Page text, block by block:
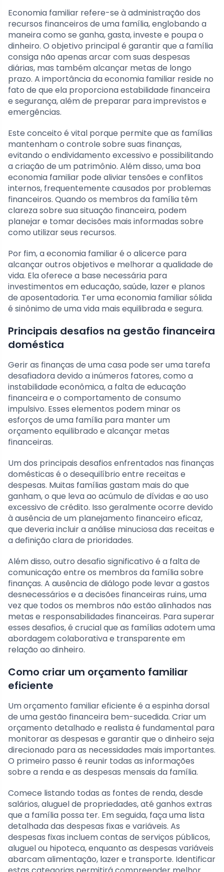
Economia familiar refere-se à administração dos
recursos financeiros de uma família, englobando a
maneira como se ganha, gasta, investe e poupa o
dinheiro. O objetivo principal é garantir que a família
consiga não apenas arcar com suas despesas
diárias, mas também alcançar metas de longo
prazo. A importância da economia familiar reside no
fato de que ela proporciona estabilidade financeira
e segurança, além de preparar para imprevistos e
emergências.
Este conceito é vital porque permite que as famílias
mantenham o controle sobre suas finanças,
evitando o endividamento excessivo e possibilitando
a criação de um patrimônio. Além disso, uma boa
economia familiar pode aliviar tensões e conflitos
internos, frequentemente causados por problemas
financeiros. Quando os membros da família têm
clareza sobre sua situação financeira, podem
planejar e tomar decisões mais informadas sobre
como utilizar seus recursos.
Por fim, a economia familiar é o alicerce para
alcançar outros objetivos e melhorar a qualidade de
vida. Ela oferece a base necessária para
investimentos em educação, saúde, lazer e planos
de aposentadoria. Ter uma economia familiar sólida
é sinônimo de uma vida mais equilibrada e segura.
Principais desafios na gestão financeira
doméstica
Gerir as finanças de uma casa pode ser uma tarefa
desafiadora devido a inúmeros fatores, como a
instabilidade econômica, a falta de educação
financeira e o comportamento de consumo
impulsivo. Esses elementos podem minar os
esforços de uma família para manter um
orçamento equilibrado e alcançar metas
financeiras.
Um dos principais desafios enfrentados nas finanças
domésticas é o desequilíbrio entre receitas e
despesas. Muitas famílias gastam mais do que
ganham, o que leva ao acúmulo de dívidas e ao uso
excessivo de crédito. Isso geralmente ocorre devido
à ausência de um planejamento financeiro eficaz,
que deveria incluir a análise minuciosa das receitas e
a definição clara de prioridades.
Além disso, outro desafio significativo é a falta de
comunicação entre os membros da família sobre
finanças. A ausência de diálogo pode levar a gastos
desnecessários e a decisões financeiras ruins, uma
vez que todos os membros não estão alinhados nas
metas e responsabilidades financeiras. Para superar
esses desafios, é crucial que as famílias adotem uma
abordagem colaborativa e transparente em
relação ao dinheiro.
Como criar um orçamento familiar
eficiente
Um orçamento familiar eficiente é a espinha dorsal
de uma gestão financeira bem-sucedida. Criar um
orçamento detalhado e realista é fundamental para
monitorar as despesas e garantir que o dinheiro seja
direcionado para as necessidades mais importantes.
O primeiro passo é reunir todas as informações
sobre a renda e as despesas mensais da família.
Comece listando todas as fontes de renda, desde
salários, aluguel de propriedades, até ganhos extras
que a família possa ter. Em seguida, faça uma lista
detalhada das despesas fixas e variáveis. As
despesas fixas incluem contas de serviços públicos,
aluguel ou hipoteca, enquanto as despesas variáveis
abarcam alimentação, lazer e transporte. Identificar